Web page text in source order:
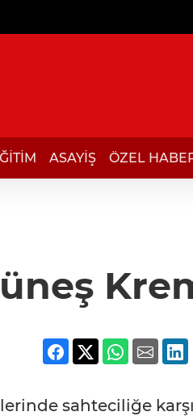
ASAYİŞ ÖZEL
sahteciliğe